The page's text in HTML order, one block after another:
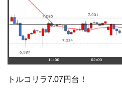
トルコリラ7.07円台！